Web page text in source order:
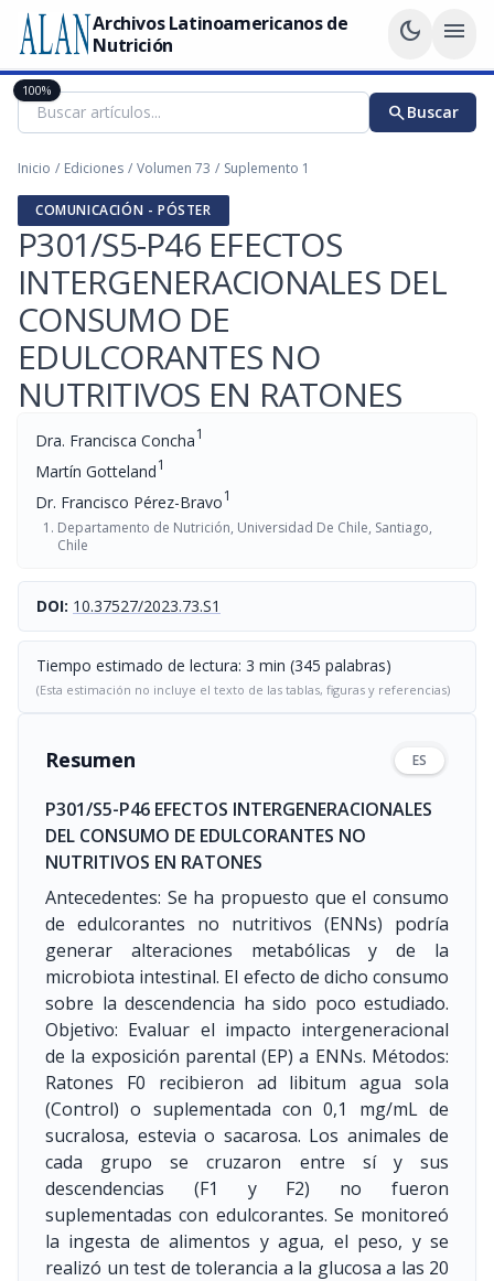
Archivos Latinoamericanos de
Nutrición
dark_mode menu
searchBuscar
Inicio / Ediciones / Volumen 73 / Suplemento 1
COMUNICACIÓN - PÓSTER
P301/S5-P46 EFECTOS
INTERGENERACIONALES DEL
CONSUMO DE
EDULCORANTES NO
NUTRITIVOS EN RATONES
Dra. Francisca Concha1
Martín Gotteland1
Dr. Francisco Pérez-Bravo1
Departamento de Nutrición, Universidad De Chile, Santiago,
Chile
DOI: 10.37527/2023.73.S1
Tiempo estimado de lectura: 3 min (345 palabras)
(Esta estimación no incluye el texto de las tablas, figuras y referencias)
Resumen ES
P301/S5-P46 EFECTOS INTERGENERACIONALES
DEL CONSUMO DE EDULCORANTES NO
NUTRITIVOS EN RATONES
Antecedentes: Se ha propuesto que el consumo
de edulcorantes no nutritivos (ENNs) podría
generar alteraciones metabólicas y de la
microbiota intestinal. El efecto de dicho consumo
sobre la descendencia ha sido poco estudiado.
Objetivo: Evaluar el impacto intergeneracional
de la exposición parental (EP) a ENNs. Métodos:
Ratones F0 recibieron ad libitum agua sola
(Control) o suplementada con 0,1 mg/mL de
sucralosa, estevia o sacarosa. Los animales de
cada grupo se cruzaron entre sí y sus
descendencias (F1 y F2) no fueron
suplementadas con edulcorantes. Se monitoreó
la ingesta de alimentos y agua, el peso, y se
realizó un test de tolerancia a la glucosa a las 20
100%